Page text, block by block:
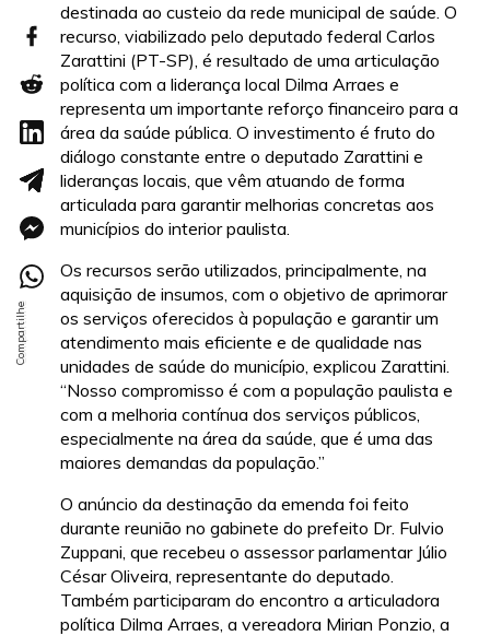
destinada ao custeio da rede municipal de saúde. O
recurso, viabilizado pelo deputado federal Carlos
Zarattini (PT-SP), é resultado de uma articulação
política com a liderança local Dilma Arraes e
representa um importante reforço financeiro para a
área da saúde pública. O investimento é fruto do
diálogo constante entre o deputado Zarattini e
lideranças locais, que vêm atuando de forma
articulada para garantir melhorias concretas aos
municípios do interior paulista.
Os recursos serão utilizados, principalmente, na
aquisição de insumos, com o objetivo de aprimorar
os serviços oferecidos à população e garantir um
atendimento mais eficiente e de qualidade nas
unidades de saúde do município, explicou Zarattini.
“Nosso compromisso é com a população paulista e
com a melhoria contínua dos serviços públicos,
especialmente na área da saúde, que é uma das
maiores demandas da população.”
O anúncio da destinação da emenda foi feito
durante reunião no gabinete do prefeito Dr. Fulvio
Zuppani, que recebeu o assessor parlamentar Júlio
César Oliveira, representante do deputado.
Também participaram do encontro a articuladora
política Dilma Arraes, a vereadora Mirian Ponzio, a